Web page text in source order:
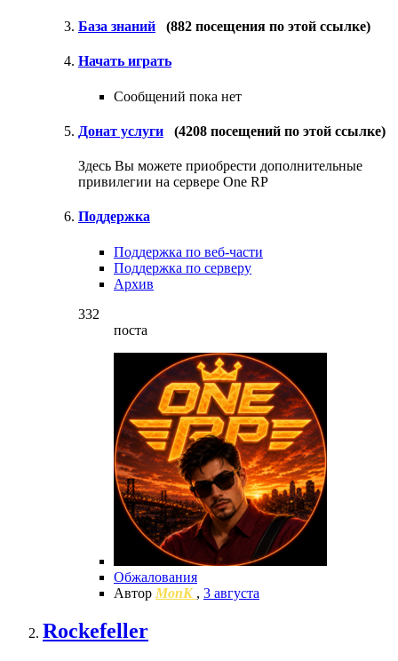
База знаний (882 посещения по этой ссылке)
Начать играть
Сообщений пока нет
Донат услуги (4208 посещений по этой ссылке)
Здесь Вы можете приобрести дополнительные
привилегии на сервере One RP
Поддержка
Поддержка по веб-части
Поддержка по серверу
Архив
332
поста
Обжалования
Автор MonK , 3 августа
Rockefeller